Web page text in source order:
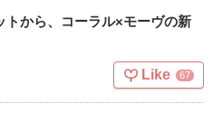
から、コーラル×モーヴの新
Like 67